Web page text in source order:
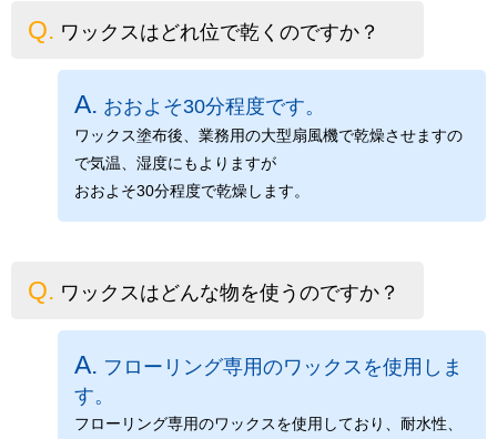
ワックスはどれ位で乾くのですか？
おおよそ30分程度です。
ワックス塗布後、業務用の大型扇風機で乾燥させますの
で気温、湿度にもよりますが
おおよそ30分程度で乾燥します。
ワックスはどんな物を使うのですか？
フローリング専用のワックスを使用しま
す。
フローリング専用のワックスを使用しており、耐水性、